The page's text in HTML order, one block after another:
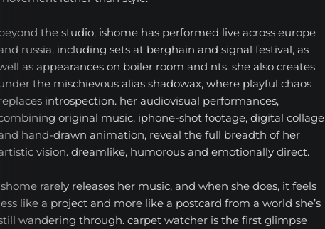
Contacta
the studio, ishome has performed live across europe
russia, including sets at berghain and signal festival, as
as appearances on boiler room and nts. she also creates
the mischievous alias shadowax, where playful chaos
introspection. her audiovisual performances,
original music, iphone-shot footage, digital collage
hand-drawn animation, reveal the full breadth of her
vision. dreamlike, humorous and emotionally direct.
rarely releases her music, and when she does, it feels
like a project and more like a postcard from a world she’s
wandering through. carpet watcher is the first glimpse